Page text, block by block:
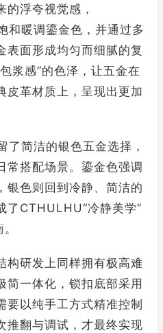
的浮夸视觉感，
和暖调鎏金色，并通过多
表面形成均匀而细腻的复
浆感”的色泽，让五金在
皮革材质上，呈现出更加
简洁的银色五金选择，
常搭配场景。鎏金色强调
银色则回到冷静、简洁的
了CTHULHU“冷静美学”
构研发上同样拥有极高难
简一体化，锁扣底部采用
要以纯手工方式精准控制
推翻与调试，才最终实现